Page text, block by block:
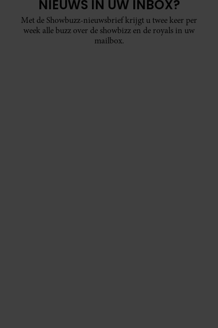
NIEUWS IN UW INBOX?
Met de Showbuzz-nieuwsbrief krijgt u twee keer per
week alle buzz over de showbizz en de royals in uw
mailbox.